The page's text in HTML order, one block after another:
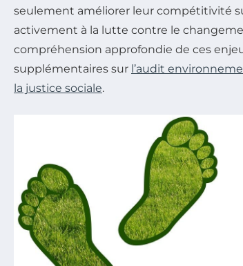
seulement améliorer leur compétitivité
activement à la lutte contre le
compréhension approfondie de ces
supplémentaires sur l’audit
la justice sociale.